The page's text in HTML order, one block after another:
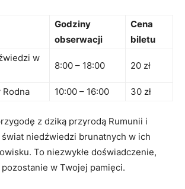
Godziny
obserwacji
Cena
biletu
w
8:00 – 18:00 20 zł
Rodna 10:00 – 16:00 30 zł
z dziką przyrodą Rumunii i
niedźwiedzi brunatnych w ich
To niezwykłe doświadczenie,
w Twojej pamięci.